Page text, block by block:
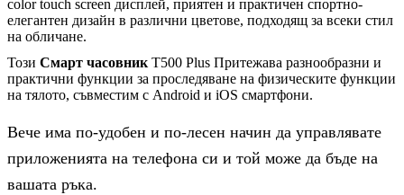
color touch screen дисплей, приятен и практичен спортно-
елегантен дизайн в различни цветове, подходящ за всеки стил
на обличане.
Този Смарт часовник T500 Plus Притежава разнообразни и
практични функции за проследяване на физическите функции
на тялото, съвместим с Android и iOS смартфони.
Вече има по-удобен и по-лесен начин да управлявате
приложенията на телефона си и той може да бъде на
вашата ръка.